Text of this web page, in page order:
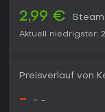
2,99 € Steam
Aktuell niedrigster:
Preisverlauf von
- - -